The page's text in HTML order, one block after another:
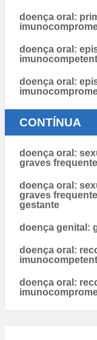
doença oral:
doença oral:
doença oral:
CONTÍNUA
doença oral:
graves
doença oral:
graves
gestante
doença genital:
doença oral:
doença oral: